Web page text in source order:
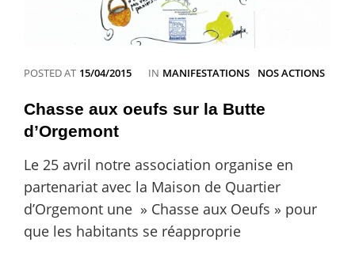
POSTED AT 15/04/2015 IN CATEGORIES
MANIFESTATIONS NOS ACTIONS
Chasse aux oeufs sur la Butte
d’Orgemont
Le 25 avril notre association organise en
partenariat avec la Maison de Quartier
d’Orgemont une » Chasse aux Oeufs » pour
que les habitants se réapproprie